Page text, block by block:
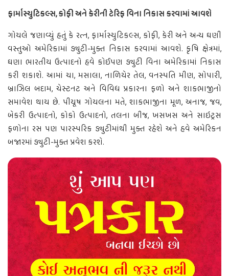
ફાર્માસ્યુટિકલ્સ, કોફી અને કેરીની ટેરિફ વિના નિકાસ કરવામાં આવશે
ગોયલે જણાવ્યું હતું કે રત્ન, ફાર્માસ્યુટિકલ્સ, કોફી, કેરી અને અન્ય ઘણી
વસ્તુઓ અમેરિકામાં ડ્યુટી-મુક્ત નિકાસ કરવામાં આવશે. કૃષિ ક્ષેત્રમાં,
ઘણા ભારતીય ઉત્પાદનો હવે કોઈપણ ડ્યુટી વિના અમેરિકામાં નિકાસ
કરી શકાશે. આમાં ચા, મસાલા, નાળિયેર તેલ, વનસ્પતિ મીણ, સોપારી,
બ્રાઝિલ બદામ, ચેસ્ટનટ અને વિવિધ પ્રકારના ફળો અને શાકભાજીનો
સમાવેશ થાય છે. પીયૂષ ગોયલના મતે, શાકભાજીના મૂળ, અનાજ, જવ,
બેકરી ઉત્પાદનો, કોકો ઉત્પાદનો, તલના બીજ, ખસખસ અને સાઇટ્રસ
ફળોના રસ પણ પારસ્પરિક ડ્યુટીમાંથી મુક્ત રહેશે અને હવે અમેરિકન
બજારમાં ડ્યુટી-મુક્ત પ્રવેશ કરશે.